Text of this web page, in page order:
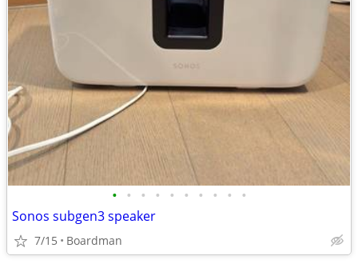
• • • • • • • • • •
Sonos subgen3 speaker
7/15 Boardman